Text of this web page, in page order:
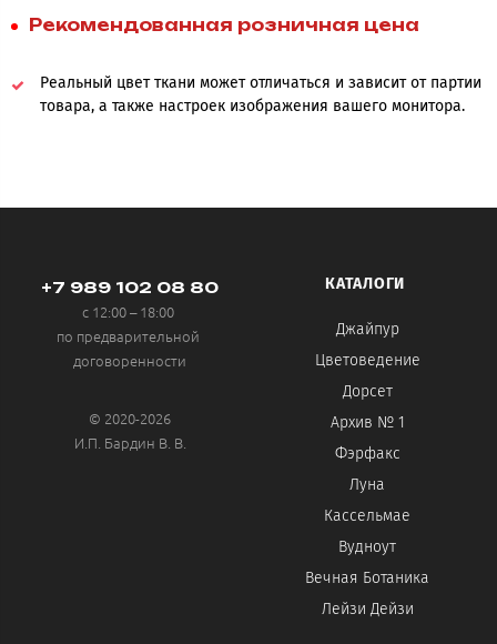
Рекомендованная розничная цена
Реальный цвет ткани может отличаться и зависит от партии
товара, а также настроек изображения вашего монитора.
+7 989 102 08 80
с 12:00 – 18:00
по предварительной
договоренности
© 2020-2026
И.П. Бардин В. В.
КАТАЛОГИ
Джайпур
Цветоведение
Дорсет
Архив № 1
Фэрфакс
Луна
Кассельмае
Вудноут
Вечная Ботаника
Лейзи Дейзи